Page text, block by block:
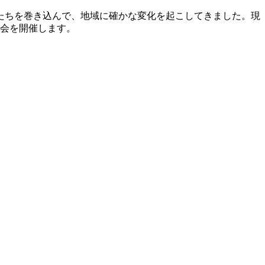
を巻き込んで、地域に確かな変化を起こしてきました。現
を開催します。